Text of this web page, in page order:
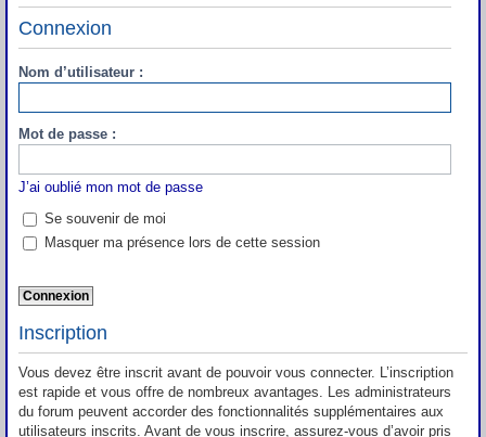
Connexion
Nom d’utilisateur :
Mot de passe :
J’ai oublié mon mot de passe
Se souvenir de moi
Masquer ma présence lors de cette session
Inscription
Vous devez être inscrit avant de pouvoir vous connecter. L’inscription
est rapide et vous offre de nombreux avantages. Les administrateurs
du forum peuvent accorder des fonctionnalités supplémentaires aux
utilisateurs inscrits. Avant de vous inscrire, assurez-vous d’avoir pris